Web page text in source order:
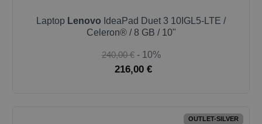
Laptop Lenovo IdeaPad Duet 3 10IGL5-LTE /
Celeron® / 8 GB / 10"
240,00 € - 10%
216,00 €
OUTLET-SILVER